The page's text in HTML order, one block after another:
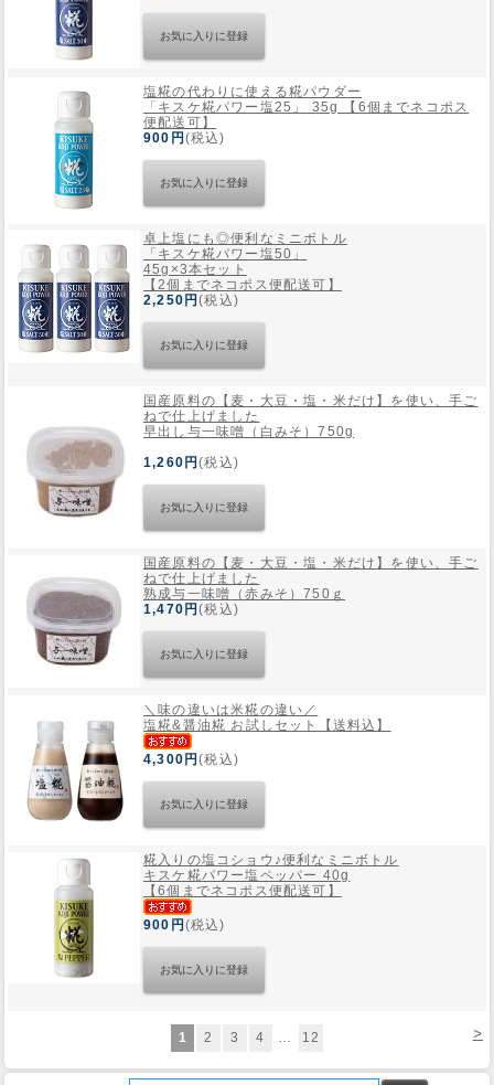
塩糀の代わりに使える糀パウダー
「キスケ糀パワー塩25」 35g 【6個までネコポス
便配送可】
900円(税込)
卓上塩にも◎便利なミニボトル
「キスケ糀パワー塩50」
45g×3本セット
【2個までネコポス便配送可】
2,250円(税込)
国産原料の【麦・大豆・塩・米だけ】を使い、手ご
ねで仕上げました
早出し与一味噌（白みそ）750g
1,260円(税込)
国産原料の【麦・大豆・塩・米だけ】を使い、手ご
ねで仕上げました
熟成与一味噌（赤みそ）750ｇ
1,470円(税込)
＼味の違いは米糀の違い／
塩糀&醤油糀 お試しセット【送料込】
4,300円(税込)
糀入りの塩コショウ♪便利なミニボトル
キスケ糀パワー塩ペッパー 40g
【6個までネコポス便配送可】
900円(税込)
>
1 2 3 4 12